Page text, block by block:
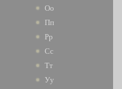
Оо
Пп
Рр
Сс
Тт
Уу